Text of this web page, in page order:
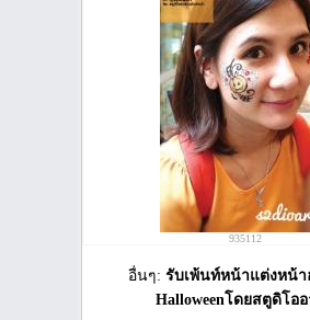
935112
อื่นๆ: รับเพ้นท์หน้าแต่งหน้
Halloweenโดยสตูดิโอ